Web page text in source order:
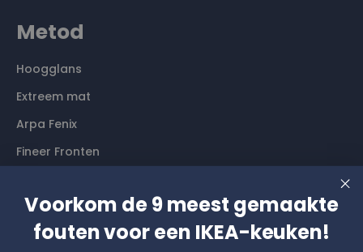
Metod
Hoogglans
Extreem mat
Arpa Fenix
Fineer Fronten
Contact
Langs komen? Graag even een afspraak maken. Dan
Voorkom de 9 meest gemaakte
fouten voor een IKEA-keuken!